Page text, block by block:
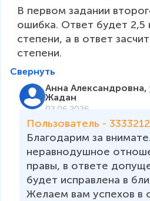
В первом задании
ошибка. Ответ будет 2,5
степени, а в ответ
степени.
Свернуть
Анна
Жадан
02.06.2026
Пользователь -
Благодарим за
неравнодушное
правы, в ответе
будет исправлена в
Желаем вам успехов в